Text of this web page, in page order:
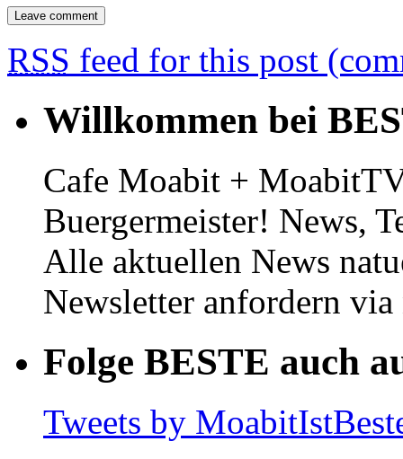
RSS feed for this post
Willkommen bei
Cafe Moabit +
Buergermeister! News,
Alle aktuellen News
Newsletter anfordern
Folge BESTE auch
Tweets by